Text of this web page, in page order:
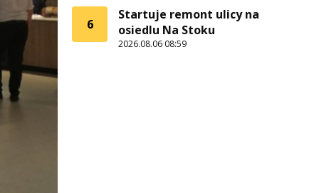
6
Startuje remont ulicy na
osiedlu Na Stoku
2026.08.06 08:59